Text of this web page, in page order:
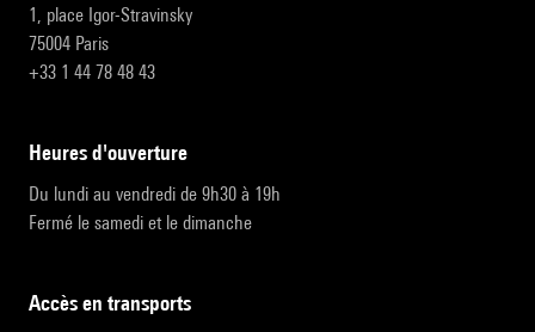
1, place Igor-Stravinsky
75004 Paris
+33 1 44 78 48 43
heures d'ouverture
Du lundi au vendredi de 9h30 à 19h
Fermé le samedi et le dimanche
accès en transports